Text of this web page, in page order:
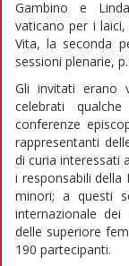
Gambino e
vaticano per i
Vita, la seconda
sessioni plenarie,
Gli invitati erano
celebrati
conferenze
rappresentanti
di curia interessati
i responsabili
minori; a questi
internazionale dei
delle superiore
190 partecipanti.